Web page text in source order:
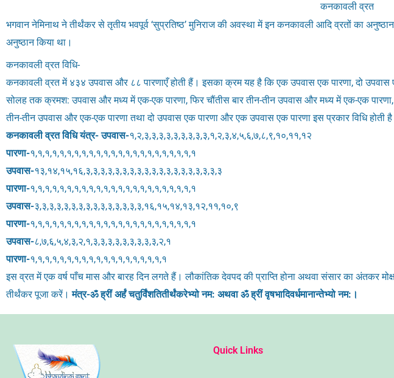
कनकावली व्रत
भगवान नेमिनाथ ने तीर्थंकर से तृतीय भवपूर्व ‘सुप्रतिष्ठ’ मुनिराज की अवस्था में इन कनकावली आदि व्रतों का
अनुष्ठान किया था।
कनकावली व्रत विधि-
कनकावली व्रत में ४३४ उपवास और ८८ पारणाएँ होती हैं। इसका क्रम यह है कि एक उपवास एक पारणा, दो
सोलह तक क्रमश: उपवास और मध्य में एक-एक पारणा, फिर चौंतीस बार तीन-तीन उपवास और मध्य में एक-एक
तीन-तीन उपवास और एक-एक पारणा तथा दो उपवास एक पारणा और एक उपवास एक पारणा इस प्रकार विधि होती
कनकावली व्रत विधि यंत्र- उपवास-१,२,३,३,३,३,३,३,३,३,३,१,२,३,४,५,६,७,८,९,१०,११,१२
पारणा-१,१,१,१,१,१,१,१,१,१,१,१,१,१,१,१,१,१,१,१,१,१,१
उपवास-१३,१४,१५,१६,३,३,३,३,३,३,३,३,३,३,३,३,३,३,३,३,३,३,३
पारणा-१,१,१,१,१,१,१,१,१,१,१,१,१,१,१,१,१,१,१,१,१,१,१
उपवास-३,३,३,३,३,३,३,३,३,३,३,३,३,३,३,१६,१५,१४,१३,१२,११,१०,९
पारणा-१,१,१,१,१,१,१,१,१,१,१,१,१,१,१,१,१,१,१,१,१,१,१
उपवास-८,७,६,५,४,३,२,१,३,३,३,३,३,३,३,३,३,२,१
पारणा-१,१,१,१,१,१,१,१,१,१,१,१,१,१,१,१,१,१,१
इस व्रत में एक वर्ष पाँच मास और बारह दिन लगते हैं। लौकांतिक देवपद की प्राप्ति होना अथवा संसार का अंतकर
तीर्थंकर पूजा करें।मंत्र-ॐ ह्रीं अर्हं चतुर्विंशतितीर्थंकरेभ्यो नम: अथवा ॐ ह्रीं वृषभादिवर्धमानान्तेभ्यो नम:।
Quick Links